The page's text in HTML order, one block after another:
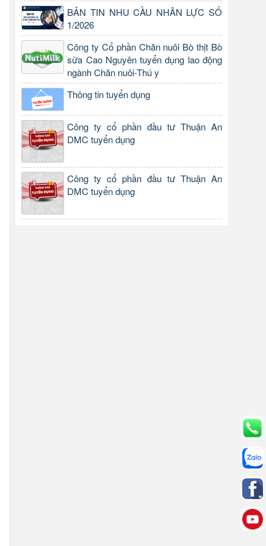
BẢN TIN NHU CẦU NHÂN LỰC SỐ
1/2026
Công ty Cổ phần Chăn nuôi Bò thịt Bò
sữa Cao Nguyên tuyển dụng lao động
ngành Chăn nuôi-Thú y
Thông tin tuyển dụng
Công ty cổ phần đầu tư Thuận An
DMC tuyển dụng
Công ty cổ phần đầu tư Thuận An
DMC tuyển dụng